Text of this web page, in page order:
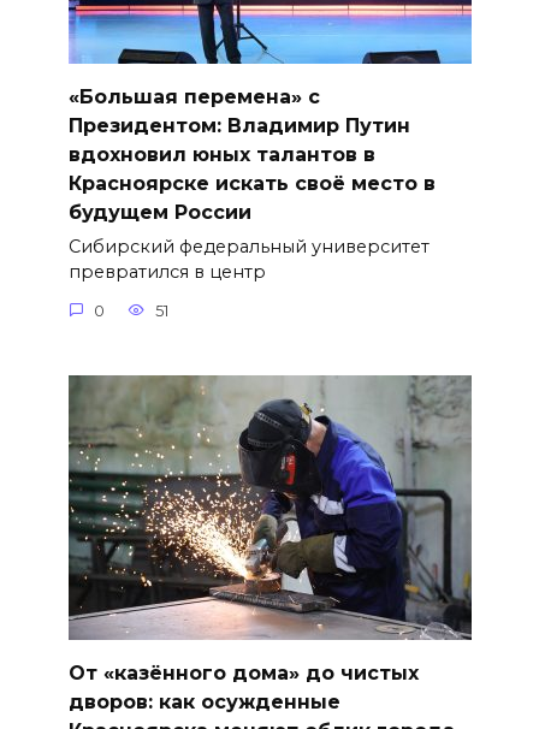
«Большая перемена» с
Президентом: Владимир Путин
вдохновил юных талантов в
Красноярске искать своё место в
будущем России
Сибирский федеральный университет
превратился в центр
0 51
От «казённого дома» до чистых
дворов: как осужденные